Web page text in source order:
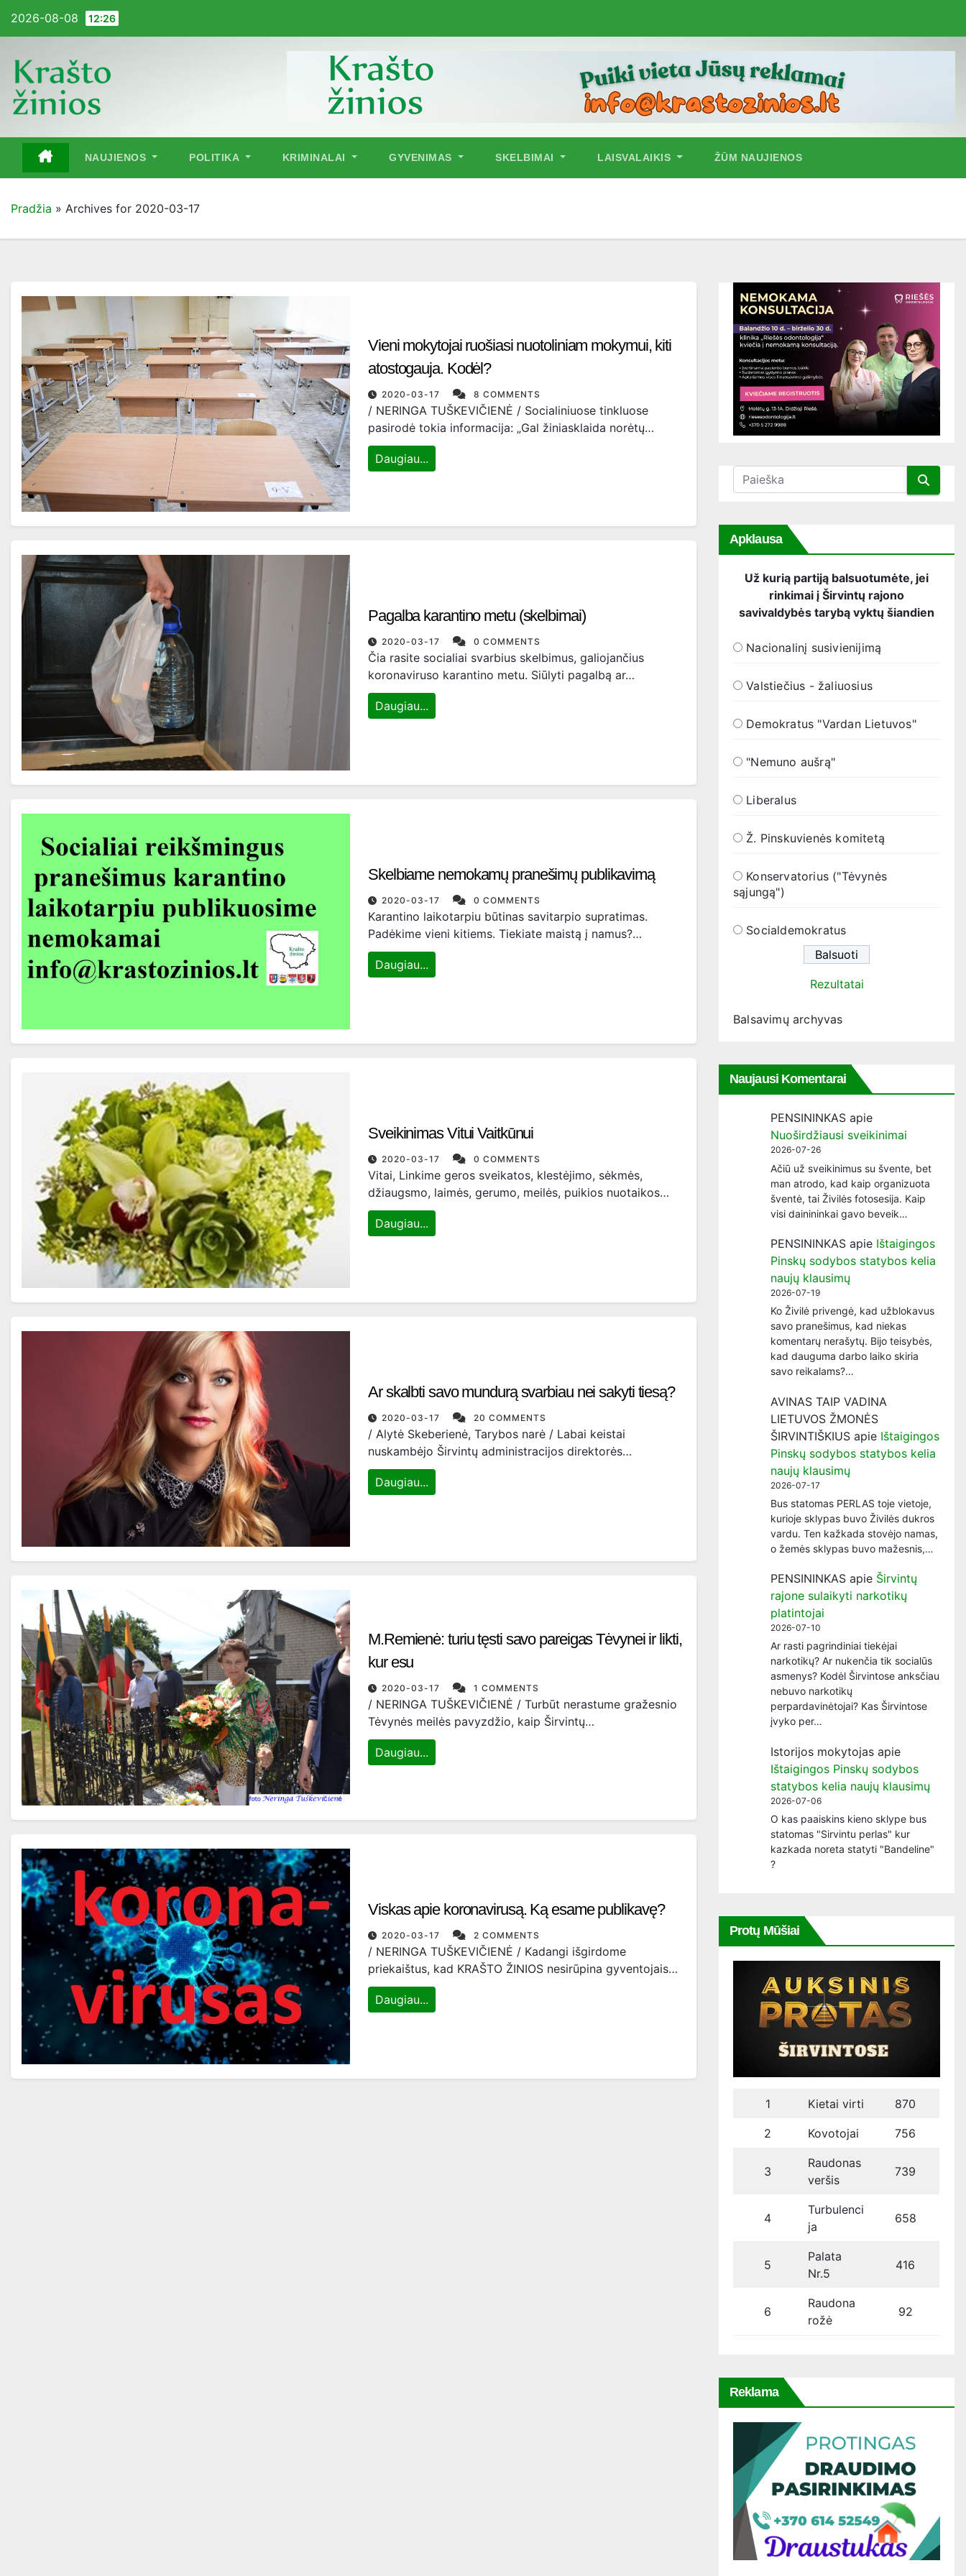
2026-08-08 12:26
NAUJIENOS POLITIKA KRIMINALAI GYVENIMAS SKELBIMAI LAISVALAIKIS ŽŪM NAUJIENOS
Pradžia » Archives for 2020-03-17
Vieni mokytojai ruošiasi nuotoliniam mokymui, kiti
atostogauja. Kodėl?
2020-03-17 8 COMMENTS
/ NERINGA TUŠKEVIČIENĖ / Socialiniuose tinkluose
pasirodė tokia informacija: „Gal žiniasklaida norėtų…
Daugiau...
Pagalba karantino metu (skelbimai)
2020-03-17 0 COMMENTS
Čia rasite socialiai svarbius skelbimus, galiojančius
koronaviruso karantino metu. Siūlyti pagalbą ar…
Daugiau...
Skelbiame nemokamų pranešimų publikavimą
2020-03-17 0 COMMENTS
Karantino laikotarpiu būtinas savitarpio supratimas.
Padėkime vieni kitiems. Tiekiate maistą į namus?…
Daugiau...
Sveikinimas Vitui Vaitkūnui
2020-03-17 0 COMMENTS
Vitai, Linkime geros sveikatos, klestėjimo, sėkmės,
džiaugsmo, laimės, gerumo, meilės, puikios nuotaikos…
Daugiau...
Ar skalbti savo mundurą svarbiau nei sakyti tiesą?
2020-03-17 20 COMMENTS
/ Alytė Skeberienė, Tarybos narė / Labai keistai
nuskambėjo Širvintų administracijos direktorės…
Daugiau...
M.Remienė: turiu tęsti savo pareigas Tėvynei ir likti,
kur esu
2020-03-17 1 COMMENTS
/ NERINGA TUŠKEVIČIENĖ / Turbūt nerastume gražesnio
Tėvynės meilės pavyzdžio, kaip Širvintų…
Daugiau...
Viskas apie koronavirusą. Ką esame publikavę?
2020-03-17 2 COMMENTS
/ NERINGA TUŠKEVIČIENĖ / Kadangi išgirdome
priekaištus, kad KRAŠTO ŽINIOS nesirūpina gyventojais…
Daugiau...
Apklausa
Už kurią partiją balsuotumėte, jei
rinkimai į Širvintų rajono
savivaldybės tarybą vyktų šiandien
Nacionalinį susivienijimą
Valstiečius - žaliuosius
Demokratus "Vardan Lietuvos"
"Nemuno aušrą"
Liberalus
Ž. Pinskuvienės komitetą
Konservatorius ("Tėvynės
sąjungą")
Socialdemokratus
Rezultatai
Balsavimų archyvas
Naujausi Komentarai
PENSININKAS apie
Nuoširdžiausi sveikinimai
2026-07-26
Ačiū už sveikinimus su švente, bet
man atrodo, kad kaip organizuota
šventė, tai Živilės fotosesija. Kaip
visi dainininkai gavo beveik…
PENSININKAS apie Ištaigingos
Pinskų sodybos statybos kelia
naujų klausimų
2026-07-19
Ko Živilė privengė, kad užblokavus
savo pranešimus, kad niekas
komentarų nerašytų. Bijo teisybės,
kad dauguma darbo laiko skiria
savo reikalams?…
AVINAS TAIP VADINA
LIETUVOS ŽMONĖS
ŠIRVINTIŠKIUS apie Ištaigingos
Pinskų sodybos statybos kelia
naujų klausimų
2026-07-17
Bus statomas PERLAS toje vietoje,
kurioje sklypas buvo Živilės dukros
vardu. Ten kažkada stovėjo namas,
o žemės sklypas buvo mažesnis,…
PENSININKAS apie Širvintų
rajone sulaikyti narkotikų
platintojai
2026-07-10
Ar rasti pagrindiniai tiekėjai
narkotikų? Ar nukenčia tik socialūs
asmenys? Kodėl Širvintose anksčiau
nebuvo narkotikų
perpardavinėtojai? Kas Širvintose
įvyko per…
Istorijos mokytojas apie
Ištaigingos Pinskų sodybos
statybos kelia naujų klausimų
2026-07-06
O kas paaiskins kieno sklype bus
statomas "Sirvintu perlas" kur
kazkada noreta statyti "Bandeline"
?
Protų Mūšiai
1 Kietai virti 870
2 Kovotojai 756
3
Raudonas
veršis
739
4
Turbulenci
ja
658
5
Palata
Nr.5
416
6
Raudona
rožė
92
Reklama